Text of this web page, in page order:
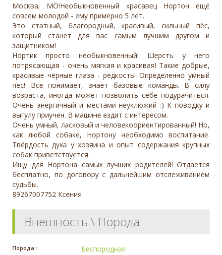
Москва, МО!Необыкновенный красавец Нортон ещё
совсем молодой - ему примерно 5 лет.
Это статный, благородный, красивый, сильный пёс,
который станет для вас самым лучшим другом и
защитником!
Нортик просто необыкновенный! Шерсть у него
потрясающая - очень мягкая и красивая! Такие добрые,
красивые чёрные глаза - редкость! Определенно умный
пёс! Всё понимает, знает базовые команды. В силу
возраста, иногда может позволить себе подурачиться.
Очень энергичный и местами неуклюжий :) К поводку и
выгулу приучен. В машине ездит с интересом.
Очень умный, ласковый и человекоориентированный! Но,
как любой собаке, Нортону необходимо воспитание.
Твёрдость духа у хозяина и опыт содержания крупных
собак приветствуется.
Ищу для Нортона самых лучших родителей! Отдается
бесплатно, по договору с дальнейшим отслеживанием
судьбы.
89267007752 Ксения
Внешность \ Порода
Порода : Беспородная